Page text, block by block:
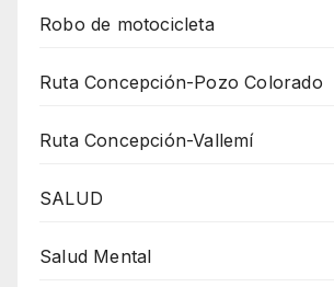
Robo de motocicleta
Ruta Concepción-Pozo Colorado
Ruta Concepción-Vallemí
SALUD
Salud Mental